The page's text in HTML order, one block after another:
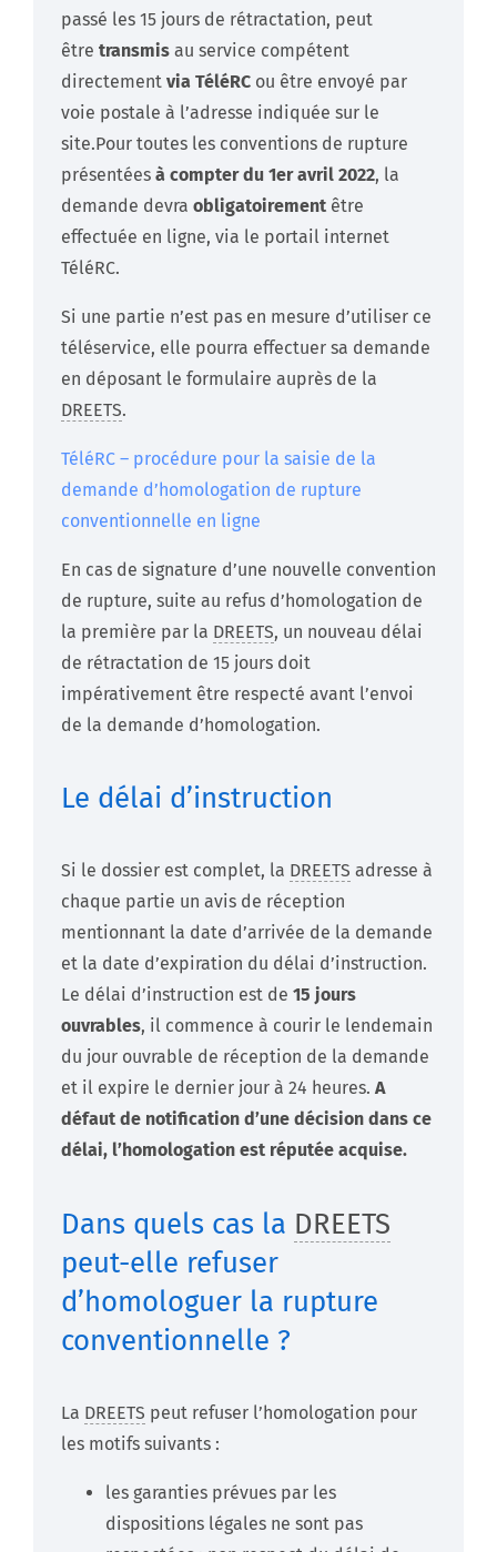
passé les 15 jours de rétractation, peut
être transmis au service compétent
directement via TéléRC ou être envoyé par
voie postale à l’adresse indiquée sur le
site.Pour toutes les conventions de rupture
présentées à compter du 1er avril 2022, la
demande devra obligatoirement être
effectuée en ligne, via le portail internet
TéléRC.
Si une partie n’est pas en mesure d’utiliser ce
téléservice, elle pourra effectuer sa demande
en déposant le formulaire auprès de la
DREETS.
TéléRC – procédure pour la saisie de la
demande d’homologation de rupture
conventionnelle en ligne
En cas de signature d’une nouvelle convention
de rupture, suite au refus d’homologation de
la première par la DREETS, un nouveau délai
de rétractation de 15 jours doit
impérativement être respecté avant l’envoi
de la demande d’homologation.
Le délai d’instruction
Si le dossier est complet, la DREETS adresse à
chaque partie un avis de réception
mentionnant la date d’arrivée de la demande
et la date d’expiration du délai d’instruction.
Le délai d’instruction est de 15 jours
ouvrables, il commence à courir le lendemain
du jour ouvrable de réception de la demande
et il expire le dernier jour à 24 heures. A
défaut de notification d’une décision dans ce
délai, l’homologation est réputée acquise.
Dans quels cas la DREETS
peut-elle refuser
d’homologuer la rupture
conventionnelle ?
La DREETS peut refuser l’homologation pour
les motifs suivants :
les garanties prévues par les
dispositions légales ne sont pas